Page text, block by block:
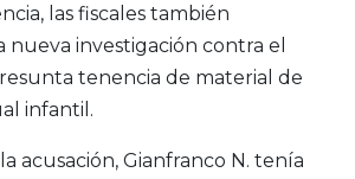
las fiscales también
investigación contra el
tenencia de material de
infantil.
acusación, Gianfranco N. tenía